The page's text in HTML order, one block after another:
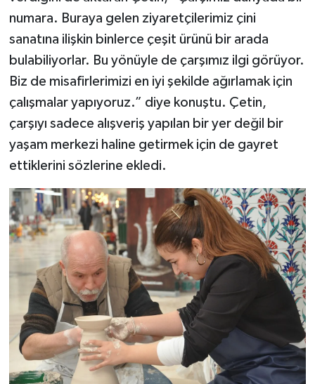
numara. Buraya gelen ziyaretçilerimiz çini
sanatına ilişkin binlerce çeşit ürünü bir arada
bulabiliyorlar. Bu yönüyle de çarşımız ilgi görüyor.
Biz de misafirlerimizi en iyi şekilde ağırlamak için
çalışmalar yapıyoruz.” diye konuştu. Çetin,
çarşıyı sadece alışveriş yapılan bir yer değil bir
yaşam merkezi haline getirmek için de gayret
ettiklerini sözlerine ekledi.